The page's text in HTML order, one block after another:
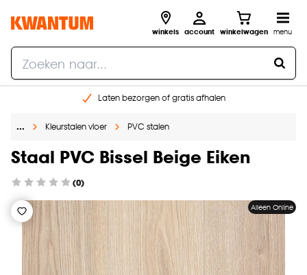
winkels account winkelwagen menu
Laten bezorgen of gratis afhalen
Gratis raam advies en opmeten aan huis
… Kleurstalen vloer PVC stalen
Staal PVC Bissel Beige Eiken
(0)
Alleen Online